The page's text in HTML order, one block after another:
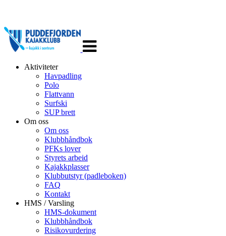
navigasjon
Aktiviteter
Havpadling
Polo
Flattvann
Surfski
SUP brett
Om oss
Om oss
Klubbhåndbok
PFKs lover
Styrets arbeid
Kajakkplasser
Klubbutstyr (padleboken)
FAQ
Kontakt
HMS / Varsling
HMS-dokument
Klubbhåndbok
Risikovurdering